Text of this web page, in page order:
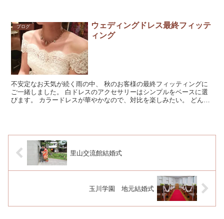
ブログ
ウェディングドレス最終フィッテ
ィング
不安定なお天気が続く雨の中、 秋のお客様の最終フィッティングに
ご一緒しました。 白ドレスのアクセサリーはシンプルをベースに選
びます。 カラードレスが華やかなので、対比を楽しみたい。 どんな
里山交流館結婚式
玉川学園 地元結婚式